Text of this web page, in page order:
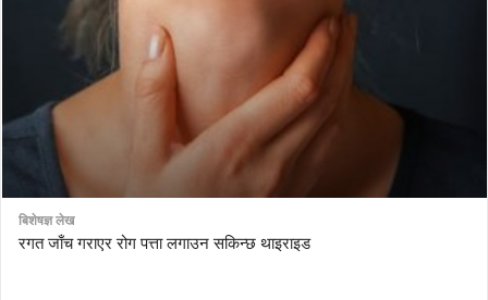
बिशेषज्ञ लेख
रगत जाँच गराएर रोग पत्ता लगाउन सकिन्छ थाइराइड